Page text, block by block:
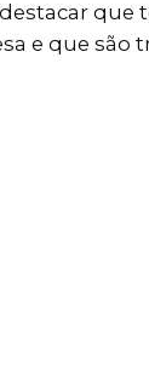
que
e que são